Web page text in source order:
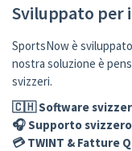
Sviluppato per
SportsNow è
nostra soluzione è
svizzeri.
🇨🇭 Software
🎧 Supporto svizzero
💳 TWINT & Fatture